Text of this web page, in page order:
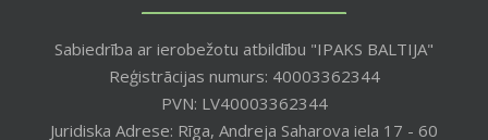
Sabiedrība ar ierobežotu atbildību "IPAKS BALTIJA"
Reģistrācijas numurs: 40003362344
PVN: LV40003362344
Juridiska Adrese: Rīga, Andreja Saharova iela 17 - 60